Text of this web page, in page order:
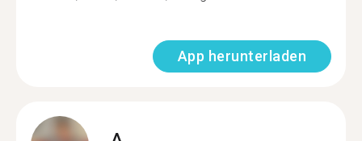
App herunterladen